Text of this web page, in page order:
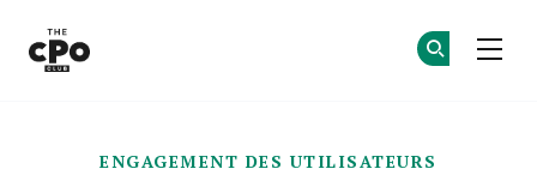
ENGAGEMENT DES UTILISATEURS